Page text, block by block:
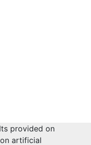
provided on
artificial